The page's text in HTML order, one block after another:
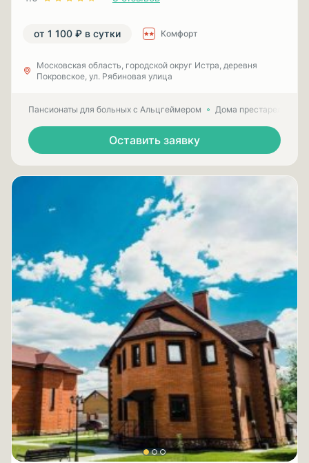
от 1 100 ₽ в сутки Комфорт
Московская область, городской округ Истра, деревня
Покровское, ул. Рябиновая улица
Пансионаты для больных с Альцгеймером Дома престарелых
Оставить заявку